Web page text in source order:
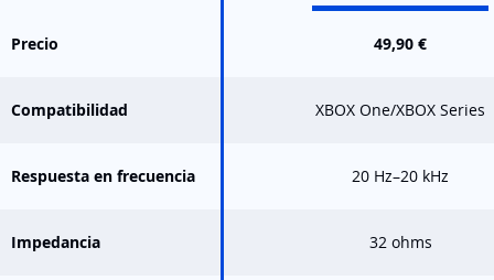
Precio 49,90 €
Compatibilidad XBOX One/XBOX Series
Respuesta en frecuencia 20 Hz–20 kHz
Impedancia 32 ohms